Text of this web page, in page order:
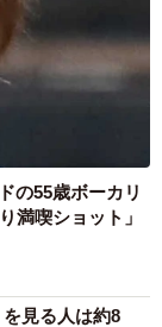
の55歳ボーカリ
満喫ショット」
見る人は約8